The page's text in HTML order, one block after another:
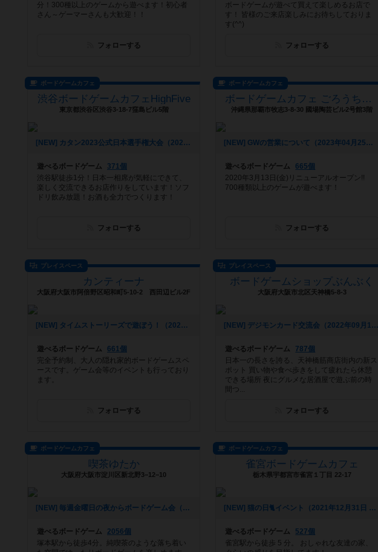
分！300種以上のゲームから遊べます！初心者
さん～ゲーマーさんも大歓迎！！
フォローする
ボードゲームが遊べて買えて楽しめるお店で
す！ 皆様のご来店楽しみにお待ちしておりま
す(^^)
フォローする
ボードゲームカフェ
渋谷ボードゲームカフェHighFive
東京都渋谷区渋谷3-18-7窪島ビル5階
[NEW] カタン2023公式日本選手権大会（2023年05月23日 07時33分）
遊べるボードゲーム
371個
渋谷駅徒歩1分！日本一相席が気軽にできて、
楽しく交流できるお店作りをしています！ソフ
ドリ飲み放題！お酒も全力でつくります！
フォローする
ボードゲームカフェ
ボードゲームカフェ ごろうちゃや
沖縄県那覇市牧志3-8-30 國場陶芸ビル2号館3階
[NEW] GWの営業について（2023年04月25日 19時40分）
遊べるボードゲーム
665個
2020年3月13日(金)リニューアルオープン!!
700種類以上のゲームが遊べます！
フォローする
プレイスペース
カンティーナ
大阪府大阪市阿倍野区昭和町5-10-2 西田辺ビル2F
[NEW] タイムストーリーズで遊ぼう！（2022年12月14日 17時39分）
遊べるボードゲーム
661個
完全予約制、大人の隠れ家的ボードゲームスペ
ースです。ゲーム会等のイベントも行っており
ます。
フォローする
プレイスペース
ボードゲームショップぶんぶく
大阪府大阪市北区天神橋5-8-3
[NEW] デジモンカード交流会（2022年09月16日 18時17分）
遊べるボードゲーム
787個
日本一の長さを誇る、天神橋筋商店街内の新ス
ポット 買い物や食べ歩きをして疲れたら休憩
できる場所 夜にグルメな居酒屋で遊ぶ前の時
間つ...
フォローする
ボードゲームカフェ
喫茶ゆたか
大阪府大阪市淀川区新北野3−12−10
[NEW] 毎週金曜日の夜からボードゲーム会（2022年06月12日 10時55分）
遊べるボードゲーム
2056個
塚本駅から徒歩4分。純喫茶のような落ち着い
ボードゲームカフェ
雀宮ボードゲームカフェ
栃木県宇都宮市雀宮１丁目 22-17
[NEW] 猫の日🐈イベント（2021年12月31日 14時33分）
遊べるボードゲーム
527個
雀宮駅から徒歩 5 分。 おしゃれな友達の家、